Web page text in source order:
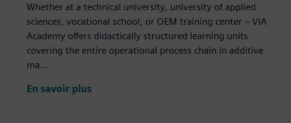
Whether at a technical university, university of applied
sciences, vocational school, or OEM training center – VIA
Academy offers didactically structured learning units
covering the entire operational process chain in additive
ma...
En savoir plus